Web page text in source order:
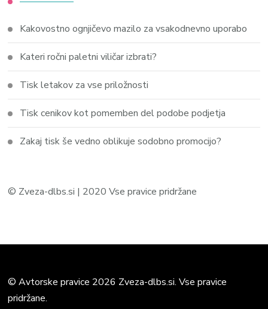
Kakovostno ognjičevo mazilo za vsakodnevno uporabo
Kateri ročni paletni viličar izbrati?
Tisk letakov za vse priložnosti
Tisk cenikov kot pomemben del podobe podjetja
Zakaj tisk še vedno oblikuje sodobno promocijo?
© Zveza-dlbs.si | 2020 Vse pravice pridržane
© Avtorske pravice 2026 Zveza-dlbs.si. Vse pravice
pridržane.